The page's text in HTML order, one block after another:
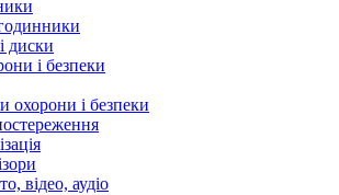
диски
і безпеки
охорони і безпеки
відео, аудіо